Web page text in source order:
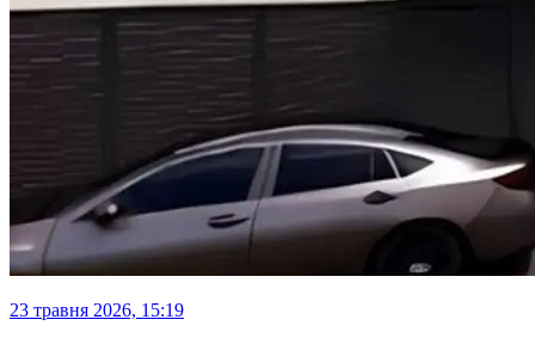
23 травня 2026, 15:19